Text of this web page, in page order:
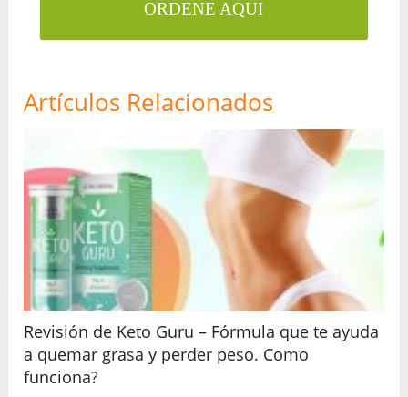
ORDENE AQUI
Artículos Relacionados
Revisión de Keto Guru – Fórmula que te ayuda
a quemar grasa y perder peso. Como
funciona?